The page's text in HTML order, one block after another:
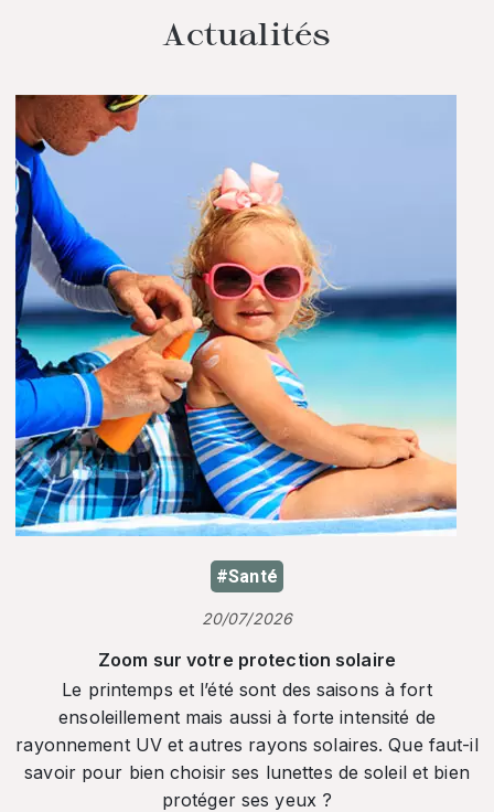
Actualités
#Santé
20/07/2026
Zoom sur votre protection solaire
Le printemps et l’été sont des saisons à fort
ensoleillement mais aussi à forte intensité de
rayonnement UV et autres rayons solaires. Que faut-il
savoir pour bien choisir ses lunettes de soleil et bien
protéger ses yeux ?